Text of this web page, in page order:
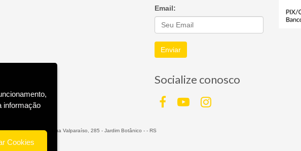
Email:
Enviar
Socialize conosco
0001-16 - Rua Valparaíso, 285 - Jardim Botânico - - RS
informação
Cookies